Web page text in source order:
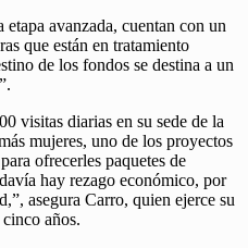
etapa avanzada, cuentan con un
que están en tratamiento
de los fondos se destina a un
visitas diarias en su sede de la
mujeres, uno de los proyectos
ofrecerles paquetes de
hay rezago económico, por
asegura Carro, quien ejerce su
años.